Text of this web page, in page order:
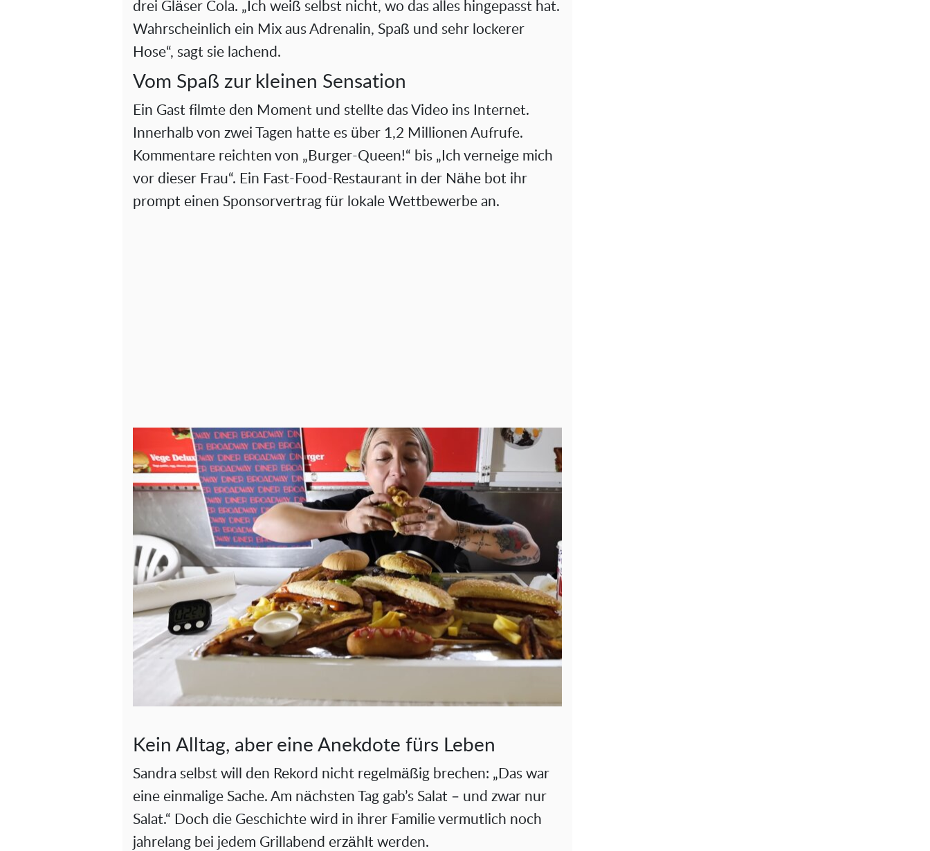
drei Gläser Cola. „Ich weiß selbst nicht, wo das alles hingepasst hat.
Wahrscheinlich ein Mix aus Adrenalin, Spaß und sehr lockerer
Hose“, sagt sie lachend.
Vom Spaß zur kleinen Sensation
Ein Gast filmte den Moment und stellte das Video ins Internet.
Innerhalb von zwei Tagen hatte es über 1,2 Millionen Aufrufe.
Kommentare reichten von „Burger-Queen!“ bis „Ich verneige mich
vor dieser Frau“. Ein Fast-Food-Restaurant in der Nähe bot ihr
prompt einen Sponsorvertrag für lokale Wettbewerbe an.
Kein Alltag, aber eine Anekdote fürs Leben
Sandra selbst will den Rekord nicht regelmäßig brechen: „Das war
eine einmalige Sache. Am nächsten Tag gab’s Salat – und zwar nur
Salat.“ Doch die Geschichte wird in ihrer Familie vermutlich noch
jahrelang bei jedem Grillabend erzählt werden.